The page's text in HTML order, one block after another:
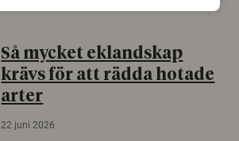
Så mycket eklandskap
krävs för att rädda hotade
arter
22 juni 2026